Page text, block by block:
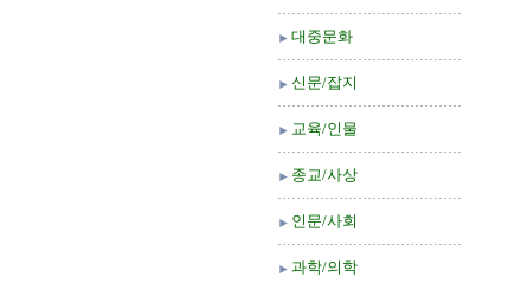
대중문화
신문/잡지
교육/인물
종교/사상
인문/사회
과학/의학